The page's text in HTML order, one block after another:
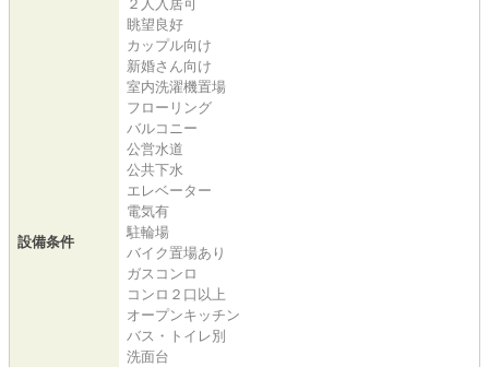
設備条件
２人入居可
眺望良好
カップル向け
新婚さん向け
室内洗濯機置場
フローリング
バルコニー
公営水道
公共下水
エレベーター
電気有
駐輪場
バイク置場あり
ガスコンロ
コンロ２口以上
オープンキッチン
バス・トイレ別
洗面台